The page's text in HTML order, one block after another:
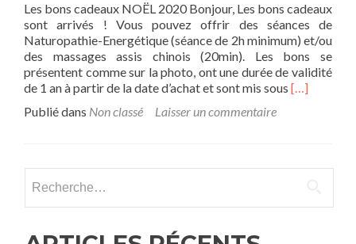
Les bons cadeaux NOËL 2020 Bonjour, Les bons cadeaux
sont arrivés ! Vous pouvez offrir des séances de
Naturopathie-Energétique (séance de 2h minimum) et/ou
des massages assis chinois (20min). Les bons se
présentent comme sur la photo, ont une durée de validité
de 1 an à partir de la date d’achat et sont mis sous En
NOËL
[…]
Publié dans Non classé Laisser un commentaire